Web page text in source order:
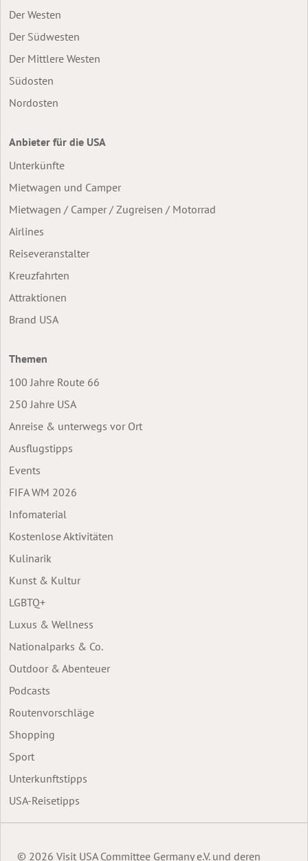
Der Westen
Der Südwesten
Der Mittlere Westen
Südosten
Nordosten
Anbieter für die USA
Unterkünfte
Mietwagen und Camper
Mietwagen / Camper / Zugreisen / Motorrad
Airlines
Reiseveranstalter
Kreuzfahrten
Attraktionen
Brand USA
Themen
100 Jahre Route 66
250 Jahre USA
Anreise & unterwegs vor Ort
Ausflugstipps
Events
FIFA WM 2026
Infomaterial
Kostenlose Aktivitäten
Kulinarik
Kunst & Kultur
LGBTQ+
Luxus & Wellness
Nationalparks & Co.
Outdoor & Abenteuer
Podcasts
Routenvorschläge
Shopping
Sport
Unterkunftstipps
USA-Reisetipps
© 2026 Visit USA Committee Germany e.V. und deren